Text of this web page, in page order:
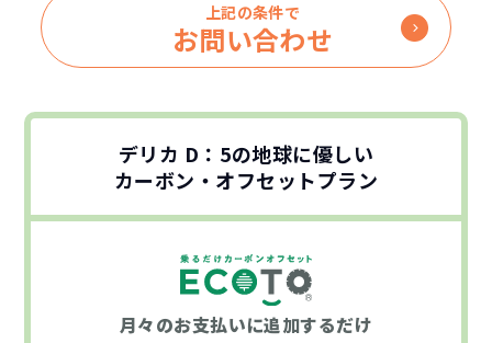
上記の条件で
お問い合わせ
デリカ D：5の地球に優しい
カーボン・オフセットプラン
月々のお支払いに追加するだけ